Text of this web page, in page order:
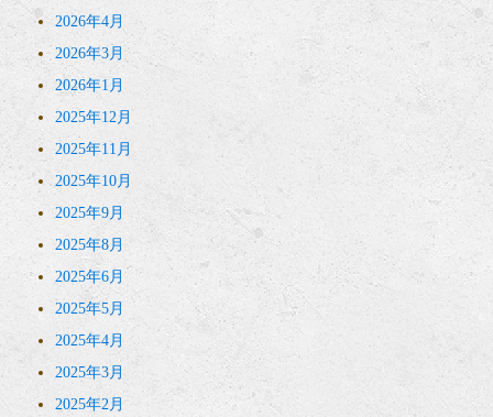
2026年4月
2026年3月
2026年1月
2025年12月
2025年11月
2025年10月
2025年9月
2025年8月
2025年6月
2025年5月
2025年4月
2025年3月
2025年2月